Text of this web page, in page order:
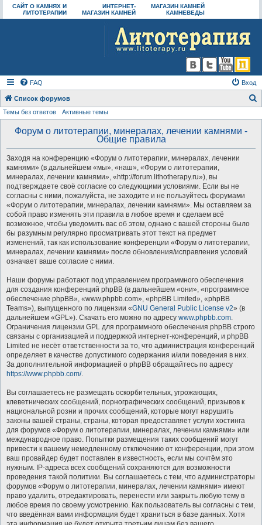
САЙТ О КАМНЯХ И
ЛИТОТЕРАПИИ
ИНТЕРНЕТ-
МАГАЗИН КАМНЕЙ
МАГАЗИН КАМНЕЙ
КАМНЕВЕДЫ
FAQ Вход
Список форумов
Темы без ответов Активные темы
Форум о литотерапии, минералах, лечении камнями -
Общие правила
Заходя на конференцию «Форум о литотерапии, минералах, лечении
камнями» (в дальнейшем «мы», «наш», «Форум о литотерапии,
минералах, лечении камнями», «http://forum.lithotherapy.ru»), вы
подтверждаете своё согласие со следующими условиями. Если вы не
согласны с ними, пожалуйста, не заходите и не пользуйтесь форумами
«Форум о литотерапии, минералах, лечении камнями». Мы оставляем за
собой право изменять эти правила в любое время и сделаем всё
возможное, чтобы уведомить вас об этом, однако с вашей стороны было
бы разумным регулярно просматривать этот текст на предмет
изменений, так как использование конференции «Форум о литотерапии,
минералах, лечении камнями» после обновления/исправления условий
означает ваше согласие с ними.
Наши форумы работают под управлением программного обеспечения
для создания конференций phpBB (в дальнейшем «они», «программное
обеспечение phpBB», «www.phpbb.com», «phpBB Limited», «phpBB
Teams»), выпущенного по лицензии «GNU General Public License v2» (в
дальнейшем «GPL»). Скачать его можно по адресу www.phpbb.com.
Ограничения лицензии GPL для программного обеспечения phpBB строго
связаны с организацией и поддержкой интернет-конференций, и phpBB
Limited не несёт ответственности за то, что администрация конференций
определяет в качестве допустимого содержания и/или поведения в них.
За дополнительной информацией о phpBB обращайтесь по адресу
https://www.phpbb.com/.
Вы соглашаетесь не размещать оскорбительных, угрожающих,
клеветнических сообщений, порнографических сообщений, призывов к
национальной розни и прочих сообщений, которые могут нарушить
законы вашей страны, страны, которая предоставляет услуги хостинга
для форумов «Форум о литотерапии, минералах, лечении камнями» или
международное право. Попытки размещения таких сообщений могут
привести к вашему немедленному отключению от конференции, при этом
ваш провайдер будет поставлен в известность, если мы сочтём это
нужным. IP-адреса всех сообщений сохраняются для возможности
проведения такой политики. Вы соглашаетесь с тем, что администраторы
форумов «Форум о литотерапии, минералах, лечении камнями» имеют
право удалить, отредактировать, перенести или закрыть любую тему в
любое время по своему усмотрению. Как пользователь вы согласны с тем,
что введённая вами информация будет храниться в базе данных. Хотя